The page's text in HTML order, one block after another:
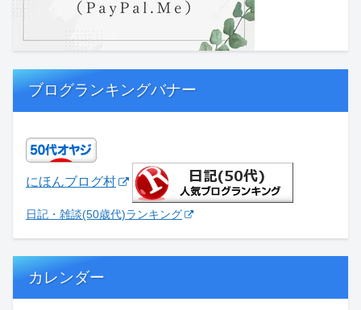
ブログランキングバナー
にほんブログ村
日記・雑談(50歳代)ランキング
カレンダー